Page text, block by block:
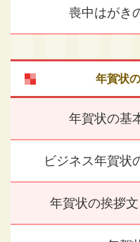
喪中はがき
年賀状
年賀状の基
ビジネス年賀状
年賀状の挨拶